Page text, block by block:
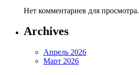
Нет комментариев для просмотра.
Archives
Апрель 2026
Март 2026